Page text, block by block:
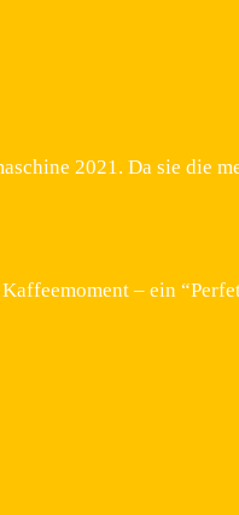
2021. Da sie die
– ein